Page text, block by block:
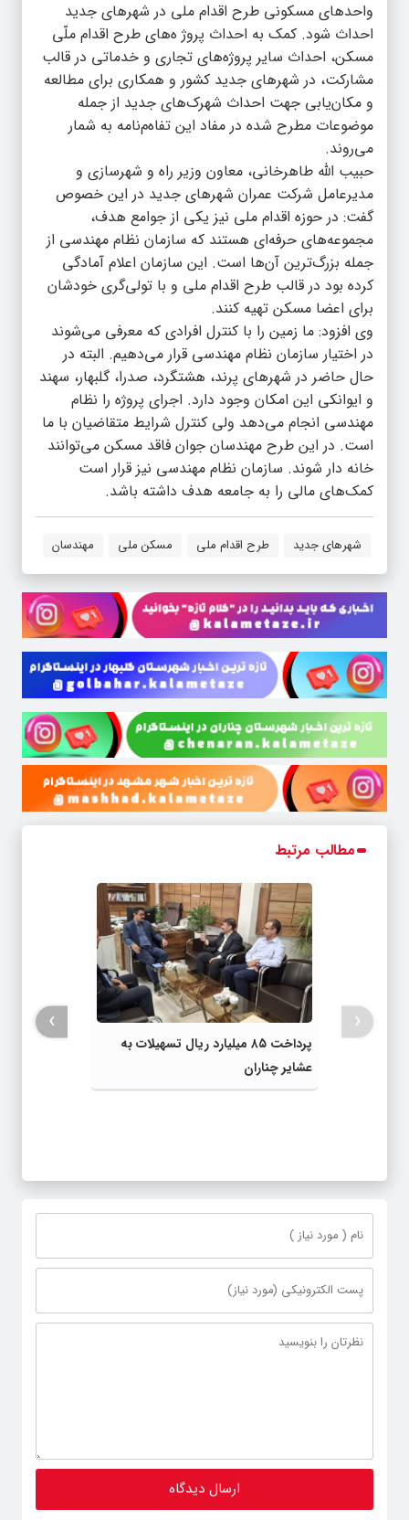
واحدهای مسکونی طرح اقدام ملی در شهرهای جدید
احداث شود. کمک به احداث پروژ ه‌های طرح اقدام ملّی
مسکن، احداث سایر پروژه‌های تجاری و خدماتی در قالب
مشارکت، در شهرهای جدید کشور و همکاری برای مطالعه
و مکان‌یابی جهت احداث شهرک‌های جدید از جمله
موضوعات مطرح شده در مفاد این تفاه‌م‌نامه به شمار
می‌روند.
حبیب الله طاهرخانی، معاون وزیر راه و شهرسازی و
مدیرعامل شرکت عمران شهرهای جدید در این خصوص
گفت: در حوزه اقدام ملی نیز یکی از جوامع هدف،
مجموعه‌های حرفه‌ای هستند که سازمان نظام مهندسی از
جمله بزرگ‌ترین آن‌ها است. این سازمان اعلام آمادگی
کرده بود در قالب طرح اقدام ملی و با تولی‌گری خودشان
برای اعضا مسکن تهیه کنند.
وی افزود: ما زمین را با کنترل افرادی که معرفی می‌شوند
در اختیار سازمان نظام مهندسی قرار می‌دهیم. البته در
حال حاضر در شهرهای پرند، هشتگرد، صدرا، گلبهار، سهند
و ایوانکی این امکان وجود دارد. اجرای پروژه را نظام
مهندسی انجام می‌دهد ولی کنترل شرایط متقاضیان با ما
است. در این طرح مهندسان جوان فاقد مسکن می‌توانند
خانه دار شوند. سازمان نظام مهندسی نیز قرار است
کمک‌های مالی را به جامعه هدف داشته باشد.
شهرهای جدید طرح اقدام ملی مسکن ملی مهندسان
مطالب مرتبط
پرداخت ۸۵ میلیارد ریال تسهیلات به
عشایر چناران
‹
›